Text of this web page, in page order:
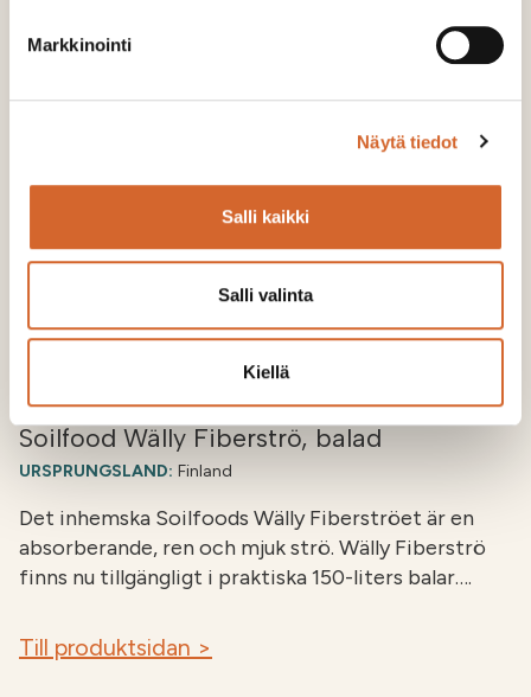
Markkinointi
Näytä tiedot
Salli kaikki
Salli valinta
Kiellä
Soilfood Wälly Fiberströ, balad
URSPRUNGSLAND: Finland
Det inhemska Soilfoods Wälly Fiberströet är en
absorberande, ren och mjuk strö. Wälly Fiberströ
finns nu tillgängligt i praktiska 150-liters balar….
Till produktsidan >